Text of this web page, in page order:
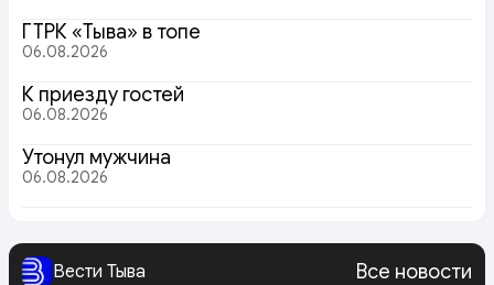
ГТРК «Тыва» в топе
06.08.2026
К приезду гостей
06.08.2026
Утонул мужчина
06.08.2026
Вести Тыва Все новости